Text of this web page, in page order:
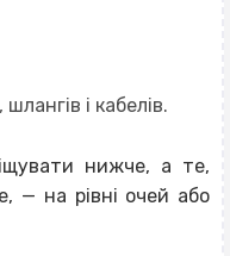
і кабелів.
нижче, а те,
— на рівні очей або